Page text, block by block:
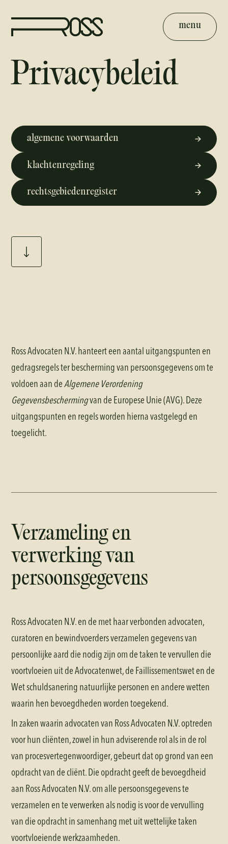
menu
Privacybeleid
algemene voorwaarden
klachtenregeling
rechtsgebiedenregister
Ross Advocaten N.V. hanteert een aantal uitgangspunten en
gedragsregels ter bescherming van persoonsgegevens om te
voldoen aan deAlgemene Verordening
Gegevensbeschermingvan de Europese Unie (AVG). Deze
uitgangspunten en regels worden hierna vastgelegd en
toegelicht.
Verzameling en
verwerking van
persoonsgegevens
Ross Advocaten N.V. en de met haar verbonden advocaten,
curatoren en bewindvoerders verzamelen gegevens van
persoonlijke aard die nodig zijn om de taken te vervullen die
voortvloeien uit de Advocatenwet, de Faillissementswet en de
Wet schuldsanering natuurlijke personen en andere wetten
waarin hen bevoegdheden worden toegekend.
In zaken waarin advocaten van Ross Advocaten N.V. optreden
voor hun cliënten, zowel in hun adviserende rol als in de rol
van procesvertegenwoordiger, gebeurt dat op grond van een
opdracht van de cliënt. Die opdracht geeft de bevoegdheid
aan Ross Advocaten N.V. om alle persoonsgegevens te
verzamelen en te verwerken als nodig is voor de vervulling
van die opdracht in samenhang met uit wettelijke taken
voortvloeiende werkzaamheden.